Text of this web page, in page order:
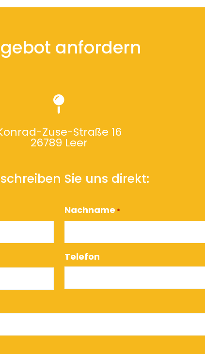
anfordern
Zuse-Straße 16
26789 Leer
Sie uns direkt:
Nachname *
Telefon